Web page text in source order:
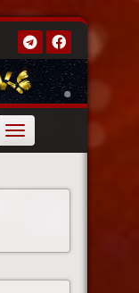
Toggle
navigation